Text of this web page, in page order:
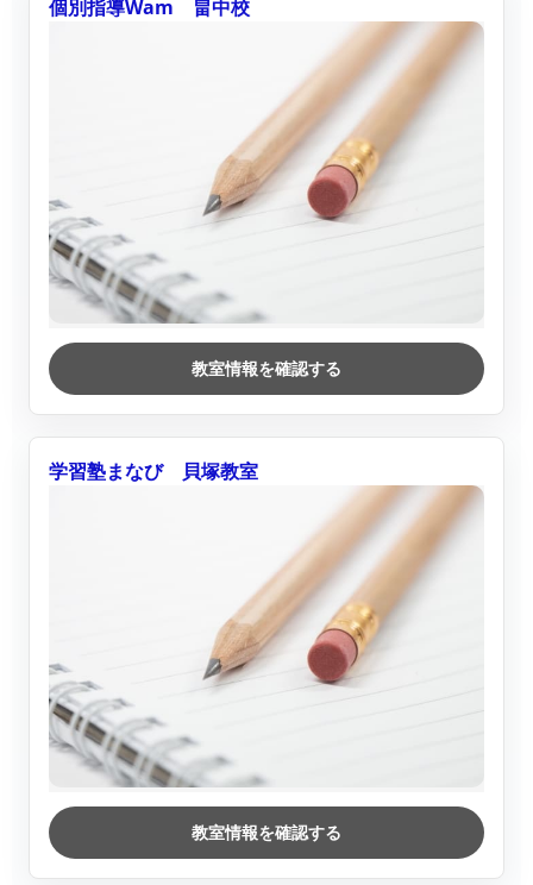
個別指導Wam 畠中校
教室情報を確認する
学習塾まなび 貝塚教室
教室情報を確認する